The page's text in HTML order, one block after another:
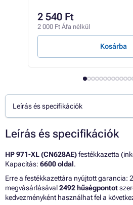
2 540 Ft
2 000 Ft Áfa nélkül
Kosárba
Leírás és specifikációk
Leírás és specifikációk
HP 971-XL (CN628AE)festékkazetta
Kapacitás: 6600 oldal.
Erre a festékkazettára nyújtott garancia:
megvásárlásával2492 hűségpontot
kedvezményként használhat fel a